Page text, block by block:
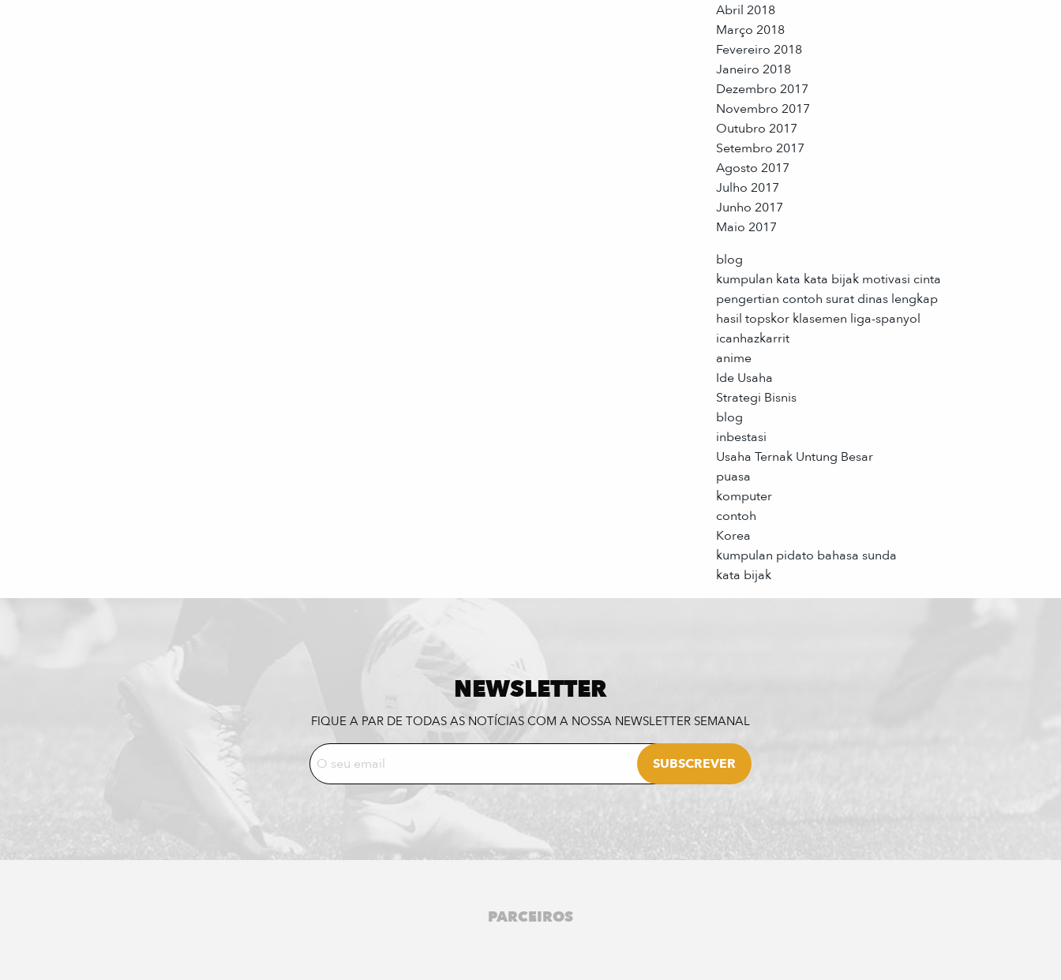
Abril 2018
Março 2018
Fevereiro 2018
Janeiro 2018
Dezembro 2017
Novembro 2017
Outubro 2017
Setembro 2017
Agosto 2017
Julho 2017
Junho 2017
Maio 2017
blog
kumpulan kata kata bijak motivasi cinta
pengertian contoh surat dinas lengkap
hasil topskor klasemen liga-spanyol
icanhazkarrit
anime
Ide Usaha
Strategi Bisnis
blog
inbestasi
Usaha Ternak Untung Besar
puasa
komputer
contoh
Korea
kumpulan pidato bahasa sunda
kata bijak
NEWSLETTER
FIQUE A PAR DE TODAS AS NOTÍCIAS COM A NOSSA NEWSLETTER SEMANAL
PARCEIROS